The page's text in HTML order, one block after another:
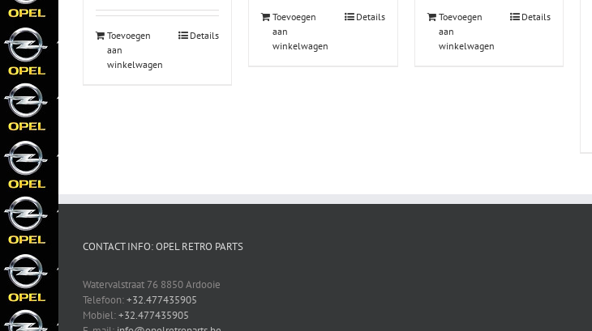
Toevoegen
aan
winkelwagen
Details
Toevoegen
aan
winkelwagen
Details
Toevoegen
aan
winkelwagen
Details
CONTACT INFO: OPEL RETRO PARTS
Watervalstraat 76 8850 Ardooie
Telefoon:+32.477435905
Mobiel:+32.477435905